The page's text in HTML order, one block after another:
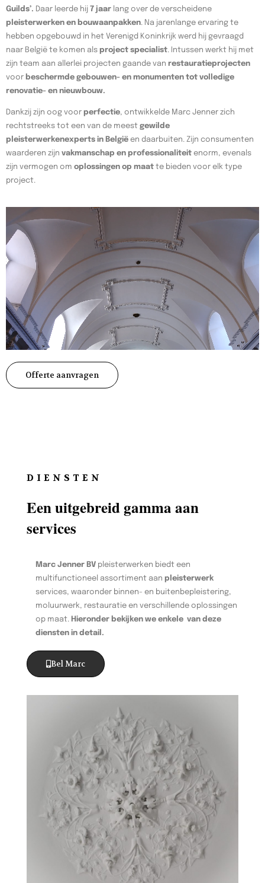
Guilds’. Daar leerde hij 7 jaar lang over de verscheidene
pleisterwerken en bouwaanpakken. Na jarenlange ervaring te
hebben opgebouwd in het Verenigd Koninkrijk werd hij gevraagd
naar België te komen als project specialist. Intussen werkt hij met
zijn team aan allerlei projecten gaande van restauratieprojecten
voor beschermde gebouwen- en monumenten tot volledige
renovatie- en nieuwbouw.
Dankzij zijn oog voor perfectie, ontwikkelde Marc Jenner zich
rechtstreeks tot een van de meest gewilde
pleisterwerkenexperts in België en daarbuiten. Zijn consumenten
waarderen zijn vakmanschap en professionaliteit enorm, evenals
zijn vermogen om oplossingen op maat te bieden voor elk type
project.
Offerte aanvragen
DIENSTEN
Een uitgebreid gamma aan
services
Marc Jenner BV pleisterwerken biedt een
multifunctioneel assortiment aan pleisterwerk
services, waaronder binnen- en buitenbepleistering,
moluurwerk, restauratie en verschillende oplossingen
op maat. Hieronder bekijken we enkele van deze
diensten in detail.
Bel Marc